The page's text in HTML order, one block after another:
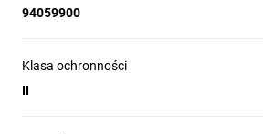
94059900
Klasa ochronności
II